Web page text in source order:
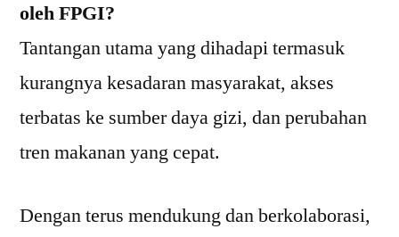
oleh FPGI?
Tantangan utama yang dihadapi termasuk
kurangnya kesadaran masyarakat, akses
terbatas ke sumber daya gizi, dan perubahan
tren makanan yang cepat.
Dengan terus mendukung dan berkolaborasi,